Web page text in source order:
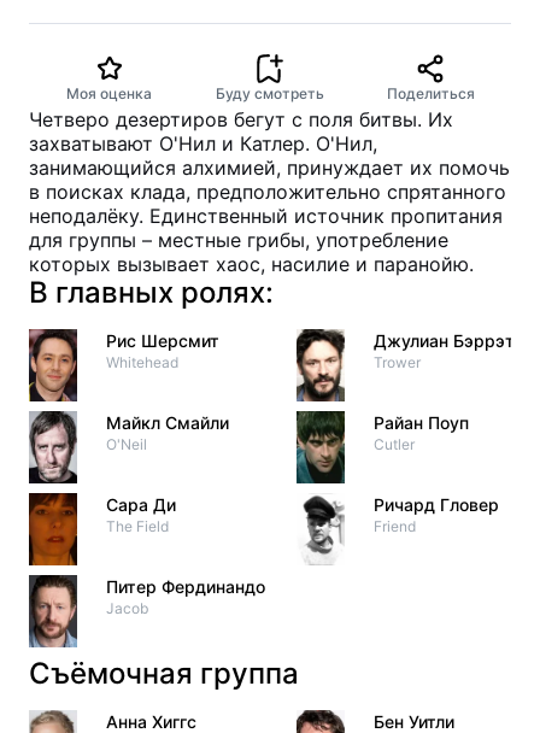
Моя оценка Буду смотреть Поделиться
Четверо дезертиров бегут с поля битвы. Их
захватывают О'Нил и Катлер. О'Нил,
занимающийся алхимией, принуждает их помочь
в поисках клада, предположительно спрятанного
неподалёку. Единственный источник пропитания
для группы – местные грибы, употребление
которых вызывает хаос, насилие и паранойю.
В главных ролях:
Рис Шерсмит
Whitehead
Майкл Смайли
O'Neil
Сара Ди
The Field
Питер Фердинандо
Jacob
Джулиан Бэррэтт
Trower
Райан Поуп
Cutler
Ричард Гловер
Friend
Съёмочная группа
Анна Хиггс Бен Уитли